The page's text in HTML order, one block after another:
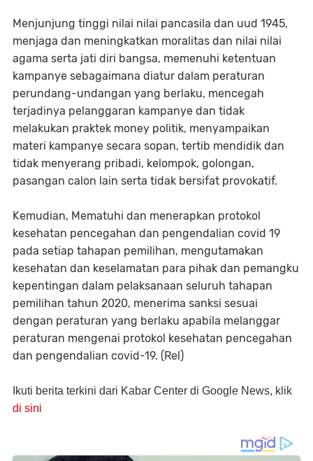
Menjunjung tinggi nilai nilai pancasila dan uud 1945,
menjaga dan meningkatkan moralitas dan nilai nilai
agama serta jati diri bangsa, memenuhi ketentuan
kampanye sebagaimana diatur dalam peraturan
perundang-undangan yang berlaku, mencegah
terjadinya pelanggaran kampanye dan tidak
melakukan praktek money politik, menyampaikan
materi kampanye secara sopan, tertib mendidik dan
tidak menyerang pribadi, kelompok, golongan,
pasangan calon lain serta tidak bersifat provokatif.
Kemudian, Mematuhi dan menerapkan protokol
kesehatan pencegahan dan pengendalian covid 19
pada setiap tahapan pemilihan, mengutamakan
kesehatan dan keselamatan para pihak dan pemangku
kepentingan dalam pelaksanaan seluruh tahapan
pemilihan tahun 2020, menerima sanksi sesuai
dengan peraturan yang berlaku apabila melanggar
peraturan mengenai protokol kesehatan pencegahan
dan pengendalian covid-19. (Rel)
Ikuti berita terkini dari Kabar Center di Google News, klik
di sini